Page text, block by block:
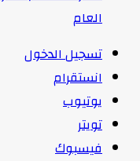
العام
تسجيل الدخول
انستقرام
يوتيوب
تويتر
فيسبوك